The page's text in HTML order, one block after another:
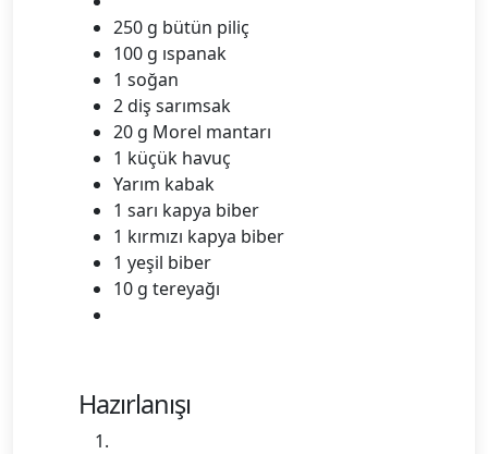
250 g bütün piliç
100 g ıspanak
1 soğan
2 diş sarımsak
20 g Morel mantarı
1 küçük havuç
Yarım kabak
1 sarı kapya biber
1 kırmızı kapya biber
1 yeşil biber
10 g tereyağı
Hazırlanışı